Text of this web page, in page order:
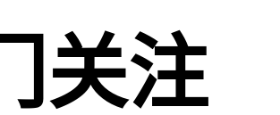
关注